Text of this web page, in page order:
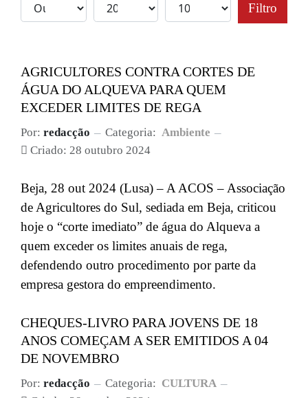
Filtro
AGRICULTORES CONTRA CORTES DE
ÁGUA DO ALQUEVA PARA QUEM
EXCEDER LIMITES DE REGA
Por: redacção Categoria: Ambiente
Criado: 28 outubro 2024
Beja, 28 out 2024 (Lusa) – A ACOS – Associação
de Agricultores do Sul, sediada em Beja, criticou
hoje o “corte imediato” de água do Alqueva a
quem exceder os limites anuais de rega,
defendendo outro procedimento por parte da
empresa gestora do empreendimento.
CHEQUES-LIVRO PARA JOVENS DE 18
ANOS COMEÇAM A SER EMITIDOS A 04
DE NOVEMBRO
Por: redacção Categoria: CULTURA